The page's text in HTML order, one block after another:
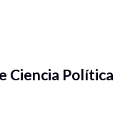
Ciencia Política